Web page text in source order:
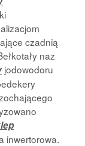
czadnią
naz
jodowodoru
inwertorowa.